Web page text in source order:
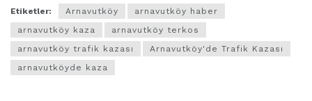
Etiketler: Arnavutköy
arnavutköy haber
arnavutköy kaza
arnavutköy terkos
arnavutköy trafik kazası
Arnavutköy'de Trafik Kazası
arnavutköyde kaza